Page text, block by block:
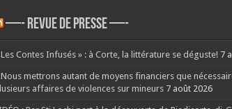
—- REVUE DE PRESSE —-
Les Contes Infusés » : à Corte, la littérature se déguste! 7
Nous mettrons autant de moyens financiers que
affaires de violences sur mineurs 7 août 2026